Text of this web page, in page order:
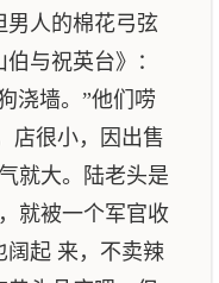
男人的棉花弓弦
与祝英台》：
浇墙。”他们唠
店很小，因出售
就大。陆老头是
就被一个军官收
阔起 来，不卖辣